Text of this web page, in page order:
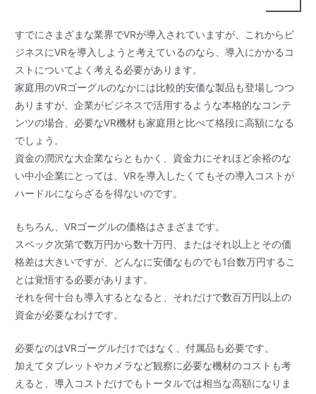
すでにさまざまな業界でVRが導入されていますが、これからビ
ジネスにVRを導入しようと考えているのなら、導入にかかるコ
ストについてよく考える必要があります。
家庭用のVRゴーグルのなかには比較的安価な製品も登場しつつ
ありますが、企業がビジネスで活用するような本格的なコンテ
ンツの場合、必要なVR機材も家庭用と比べて格段に高額になる
でしょう。
資金の潤沢な大企業ならともかく、資金力にそれほど余裕のな
い中小企業にとっては、VRを導入したくてもその導入コストが
ハードルにならざるを得ないのです。
もちろん、VRゴーグルの価格はさまざまです。
スペック次第で数万円から数十万円、またはそれ以上とその価
格差は大きいですが、どんなに安価なものでも1台数万円するこ
とは覚悟する必要があります。
それを何十台も導入するとなると、それだけで数百万円以上の
資金が必要なわけです。
必要なのはVRゴーグルだけではなく、付属品も必要です。
加えてタブレットやカメラなど観察に必要な機材のコストも考
えると、導入コストだけでもトータルでは相当な高額になりま